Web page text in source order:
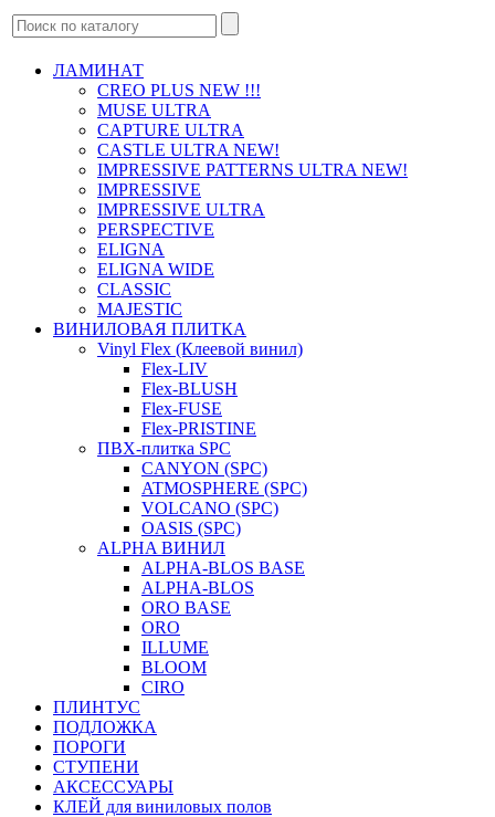
ЛАМИНАТ
CREO PLUS NEW !!!
MUSE ULTRA
CAPTURE ULTRA
CASTLE ULTRA NEW!
IMPRESSIVE PATTERNS ULTRA NEW!
IMPRESSIVE
IMPRESSIVE ULTRA
PERSPECTIVE
ELIGNA
ELIGNA WIDE
CLASSIC
MAJESTIC
ВИНИЛОВАЯ ПЛИТКА
Vinyl Flex (Клеевой винил)
Flex-LIV
Flex-BLUSH
Flex-FUSE
Flex-PRISTINE
ПВХ-плитка SPC
CANYON (SPC)
ATMOSPHERE (SPC)
VOLCANO (SPC)
OASIS (SPC)
ALPHA ВИНИЛ
ALPHA-BLOS BASE
ALPHA-BLOS
ORO BASE
ORO
ILLUME
BLOOM
CIRO
ПЛИНТУС
ПОДЛОЖКА
ПОРОГИ
СТУПЕНИ
АКСЕССУАРЫ
КЛЕЙ для виниловых полов